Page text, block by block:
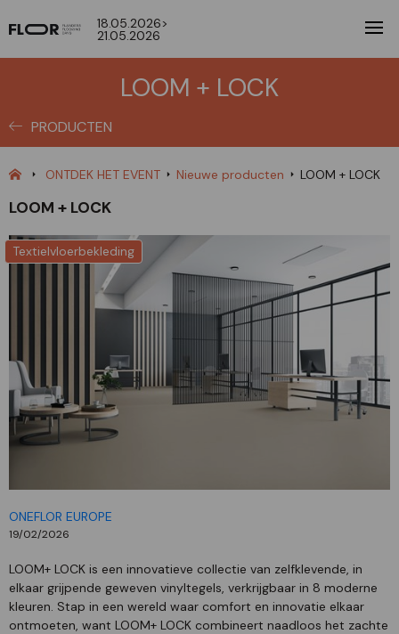
18.05.2026>
21.05.2026
LOOM + LOCK
PRODUCTEN
ONTDEK HET EVENT Nieuwe producten LOOM + LOCK
LOOM + LOCK
Textielvloerbekleding
ONEFLOR EUROPE
19/02/2026
LOOM+ LOCK is een innovatieve collectie van zelfklevende, in
elkaar grijpende geweven vinyltegels, verkrijgbaar in 8 moderne
kleuren. Stap in een wereld waar comfort en innovatie elkaar
ontmoeten, want LOOM+ LOCK combineert naadloos het zachte